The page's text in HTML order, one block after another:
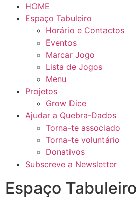
HOME
Espaço Tabuleiro
Horário e Contactos
Eventos
Marcar Jogo
Lista de Jogos
Menu
Projetos
Grow Dice
Ajudar a Quebra-Dados
Torna-te associado
Torna-te voluntário
Donativos
Subscreve a Newsletter
Espaço Tabuleiro